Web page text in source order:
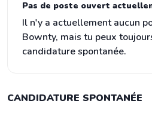
Pas de poste ouvert
Il n'y a actuellement aucun
Bownty, mais tu peux
candidature spontanée.
CANDIDATURE SPONTANÉE